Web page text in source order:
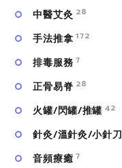
中醫艾灸 28
手法推拿 172
排毒服務 7
正骨易脊 28
火罐/閃罐/推罐 42
針灸/溫針灸/小針刀
⾳頻療癒 7